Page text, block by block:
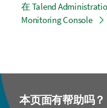
o
t
在 Talend
Monitoring Console
本页面有帮助吗？